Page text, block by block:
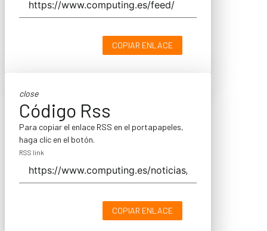
COPIAR ENLACE
close
Código Rss
Para copiar el enlace RSS en el portapapeles,
haga clic en el botón.
RSS link
COPIAR ENLACE